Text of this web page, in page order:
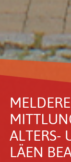
ALTERS-
LÄEN